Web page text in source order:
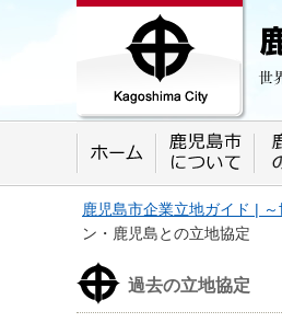
鹿児島市企業立地ガイド 世
プします。
鹿児島市企業立地ガイド |
ン・鹿児島との立地協定
過去の立地協定